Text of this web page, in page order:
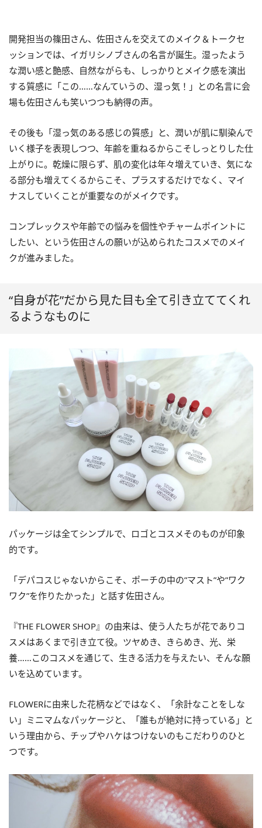
開発担当の篠田さん、佐田さんを交えてのメイク＆トークセ
ッションでは、イガリシノブさんの名言が誕生。湿ったよう
な潤い感と艶感、自然ながらも、しっかりとメイク感を演出
する質感に「この……なんていうの、湿っ気！」との名言に会
場も佐田さんも笑いつつも納得の声。
その後も「湿っ気のある感じの質感」と、潤いが肌に馴染んで
いく様子を表現しつつ、年齢を重ねるからこそしっとりした仕
上がりに。乾燥に限らず、肌の変化は年々増えていき、気にな
る部分も増えてくるからこそ、プラスするだけでなく、マイ
ナスしていくことが重要なのがメイクです。
コンプレックスや年齢での悩みを個性やチャームポイントに
したい、という佐田さんの願いが込められたコスメでのメイ
クが進みました。
“自身が花”だから見た目も全て引き立ててくれ
るようなものに
パッケージは全てシンプルで、ロゴとコスメそのものが印象
的です。
「デパコスじゃないからこそ、ポーチの中の”マスト”や”ワク
ワク”を作りたかった」と話す佐田さん。
『THE FLOWER SHOP』の由来は、使う人たちが花でありコ
スメはあくまで引き立て役。ツヤめき、きらめき、光、栄
養……このコスメを通じて、生きる活力を与えたい、そんな願
いを込めています。
FLOWERに由来した花柄などではなく、「余計なことをしな
い」ミニマムなパッケージと、「誰もが絶対に持っている」と
いう理由から、チップやハケはつけないのもこだわりのひと
つです。